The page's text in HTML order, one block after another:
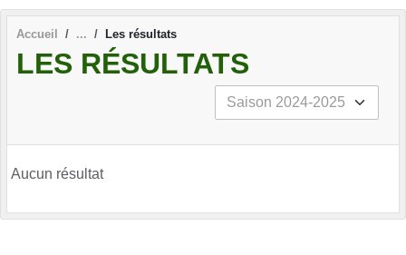
Accueil Les résultats
LES RÉSULTATS
Aucun résultat